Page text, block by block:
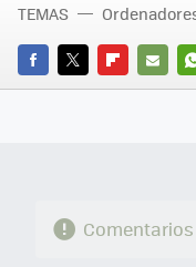
FACEBOOK
TWITTERFLIPBOARD
E-
TEMAS